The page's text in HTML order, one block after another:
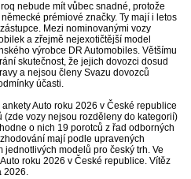
nebude mít vůbec snadné, protože
prémiové značky. Ty mají i letos
Mezi nominovanými vozy
a zřejmě nejexotičtější model
výrobce DR Automobiles. Většímu
skutečnost, že jejich dovozci dosud
a nejsou členy Svazu dovozců
účasti.
Auto roku 2026 v České republice
(zde vozy nejsou rozděleny do kategorií)
o nich 19 porotců z řad odborných
mají podle upravených
modelů pro český trh. Ve
roku 2026 v České republice. Vítěz
2026.